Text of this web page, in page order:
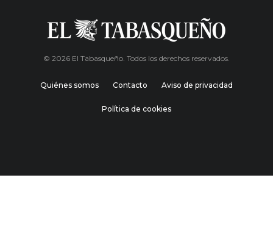
© 2026 El Tabasqueño. Todos los derechos reservados.
Quiénes somos Contacto Aviso de privacidad
Política de cookies